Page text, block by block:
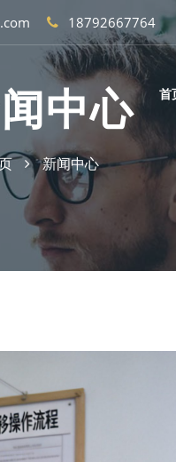
18792667764
首
中心
新闻中心